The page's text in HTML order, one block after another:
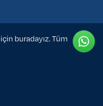
buradayız. Tüm